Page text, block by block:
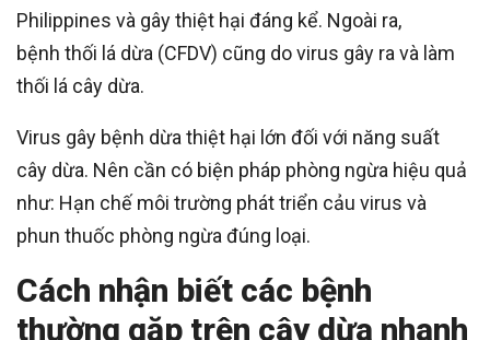
Philippines và gây thiệt hại đáng kể. Ngoài ra,
bệnh thối lá dừa (CFDV) cũng do virus gây ra và làm
thối lá cây dừa.
Virus gây bệnh dừa thiệt hại lớn đối với năng suất
cây dừa. Nên cần có biện pháp phòng ngừa hiệu quả
như: Hạn chế môi trường phát triển cảu virus và
phun thuốc phòng ngừa đúng loại.
Cách nhận biết các bệnh
thường gặp trên cây dừa nhanh